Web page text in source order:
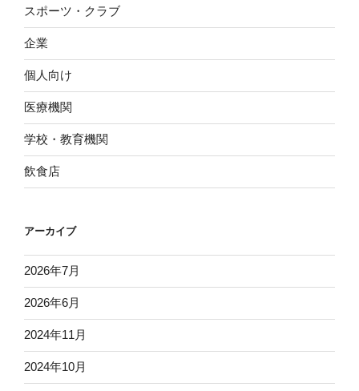
スポーツ・クラブ
企業
個人向け
医療機関
学校・教育機関
飲食店
アーカイブ
2026年7月
2026年6月
2024年11月
2024年10月